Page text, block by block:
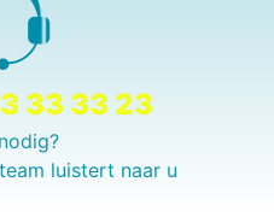
33 33 23
luistert naar u